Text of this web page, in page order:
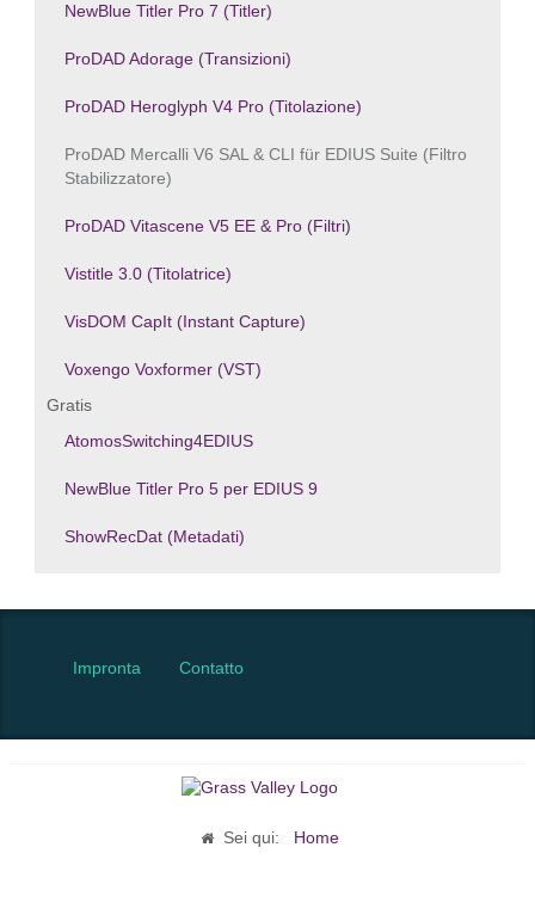
NewBlue Titler Pro 7 (Titler)
ProDAD Adorage (Transizioni)
ProDAD Heroglyph V4 Pro (Titolazione)
ProDAD Mercalli V6 SAL & CLI für EDIUS Suite (Filtro
Stabilizzatore)
ProDAD Vitascene V5 EE & Pro (Filtri)
Vistitle 3.0 (Titolatrice)
VisDOM CapIt (Instant Capture)
Voxengo Voxformer (VST)
Gratis
AtomosSwitching4EDIUS
NewBlue Titler Pro 5 per EDIUS 9
ShowRecDat (Metadati)
Impronta Contatto
Sei qui: Home